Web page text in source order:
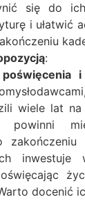
się do ich
i ułatwić
:
wiele lat na
powinni
zakończeniu
inwestuje
docenić